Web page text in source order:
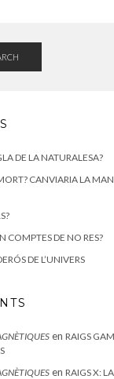
DE LA NATURALESA?
CANVIARIA LA
COMPTES DE NO RES?
DE L’UNIVERS
en RAIGS
en RAIGS X: